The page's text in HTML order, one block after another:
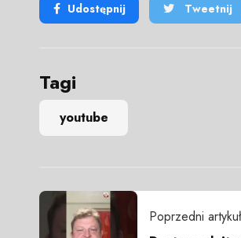
Udostępnij Tweetnij
Tagi
youtube
Poprzedni artykuł